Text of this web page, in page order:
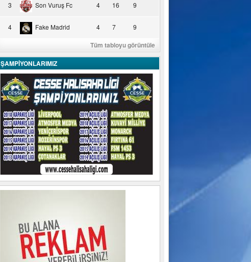
3 Son Vuruş Fc 4 16 9
4 Fake Madrid 4 7 9
Tüm tabloyu görüntüle
ŞAMPİYONLARIMIZ